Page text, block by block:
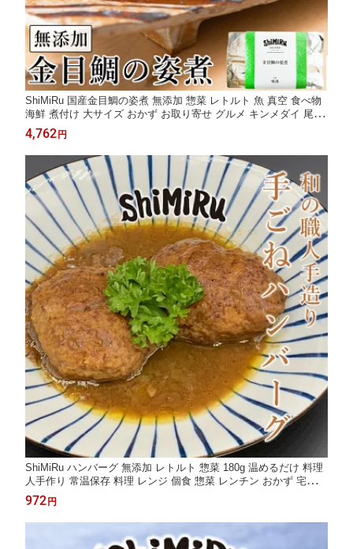
ShiMiRu 国産金目鯛の姿煮 無添加 惣菜 レトルト 魚 真空 食べ物
海鮮 煮付け 大サイズ おかず お取り寄せ グルメ キンメダイ 尾頭
付き ギフト 和食 高級 料理 常温 レンジ 味源 煮魚 手土産 お祝い
贈り物 仕出し 送料無料 大阪味源
4,762 円
ShiMiRu ハンバーグ 無添加 レトルト 惣菜 180g 温めるだけ 料理
人手作り 常温保存 料理 レンジ 個食 惣菜 レンチン おかず 宅配
創作料理 一人暮らし 肉 食品 手土産 大阪味源
972 円